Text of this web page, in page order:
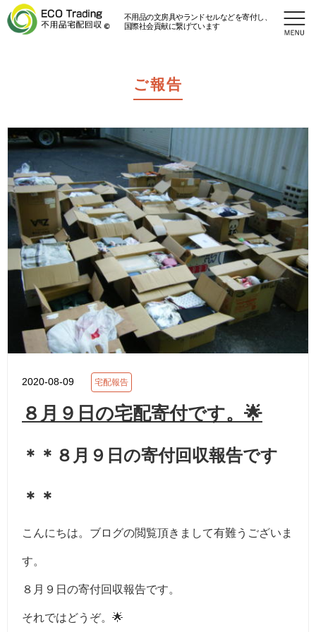
不用品の文房具やランドセルなどを寄付し、
国際社会貢献に繋げています
ご報告
2020-08-09 宅配報告
８月９日の宅配寄付です。🌟
＊＊８月９日の寄付回収報告です
＊＊
こんにちは。ブログの閲覧頂きまして有難うございま
す。
８月９日の寄付回収報告です。
それではどうぞ。🌟